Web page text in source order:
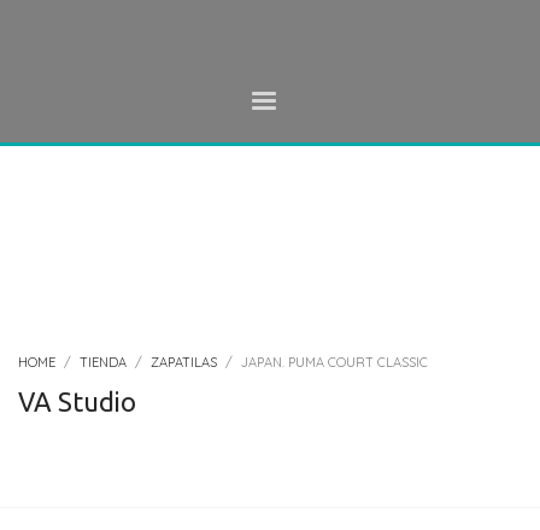
HOME TIENDA ZAPATILAS JAPAN. PUMA COURT CLASSIC
VA Studio